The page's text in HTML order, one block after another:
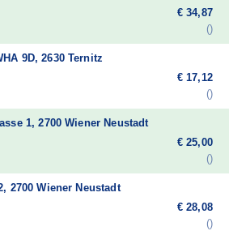
€ 34,87
9D, 2630 Ternitz
€ 17,12
1, 2700 Wiener Neustadt
€ 25,00
2700 Wiener Neustadt
€ 28,08